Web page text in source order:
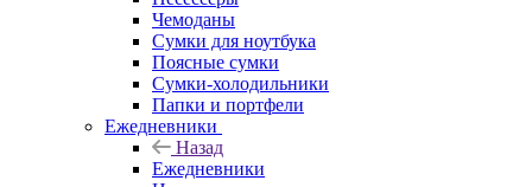
Чемоданы
Сумки для ноутбука
Поясные сумки
Сумки-холодильники
Папки и портфели
Ежедневники
Назад
Ежедневники